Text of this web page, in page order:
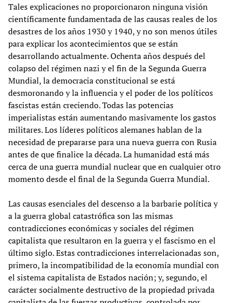
Tales explicaciones no proporcionaron ninguna visión
científicamente fundamentada de las causas reales de los
desastres de los años 1930 y 1940, y no son menos útiles
para explicar los acontecimientos que se están
desarrollando actualmente. Ochenta años después del
colapso del régimen nazi y el fin de la Segunda Guerra
Mundial, la democracia constitucional se está
desmoronando y la influencia y el poder de los políticos
fascistas están creciendo. Todas las potencias
imperialistas están aumentando masivamente los gastos
militares. Los líderes políticos alemanes hablan de la
necesidad de prepararse para una nueva guerra con Rusia
antes de que finalice la década. La humanidad está más
cerca de una guerra mundial nuclear que en cualquier otro
momento desde el final de la Segunda Guerra Mundial.
Las causas esenciales del descenso a la barbarie política y
a la guerra global catastrófica son las mismas
contradicciones económicas y sociales del régimen
capitalista que resultaron en la guerra y el fascismo en el
último siglo. Estas contradicciones interrelacionadas son,
primero, la incompatibilidad de la economía mundial con
el sistema capitalista de Estados nación; y, segundo, el
carácter socialmente destructivo de la propiedad privada